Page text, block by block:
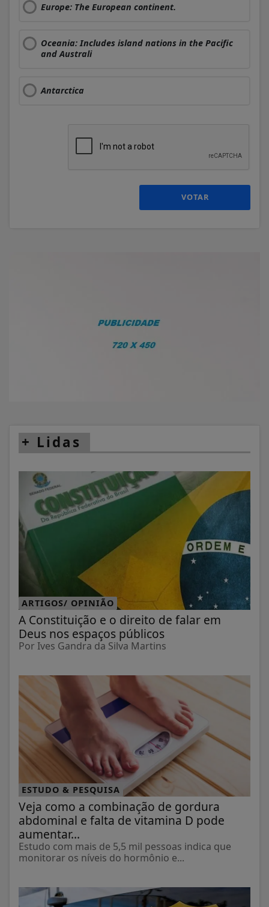
Europe: The European continent.
Oceania: Includes island nations in the Pacific
and Australi
Antarctica
VOTAR
+ Lidas
ARTIGOS/ OPINIÃO
A Constituição e o direito de falar em
Deus nos espaços públicos
Por Ives Gandra da Silva Martins
ESTUDO & PESQUISA
Veja como a combinação de gordura
abdominal e falta de vitamina D pode
aumentar...
Estudo com mais de 5,5 mil pessoas indica que
monitorar os níveis do hormônio e...